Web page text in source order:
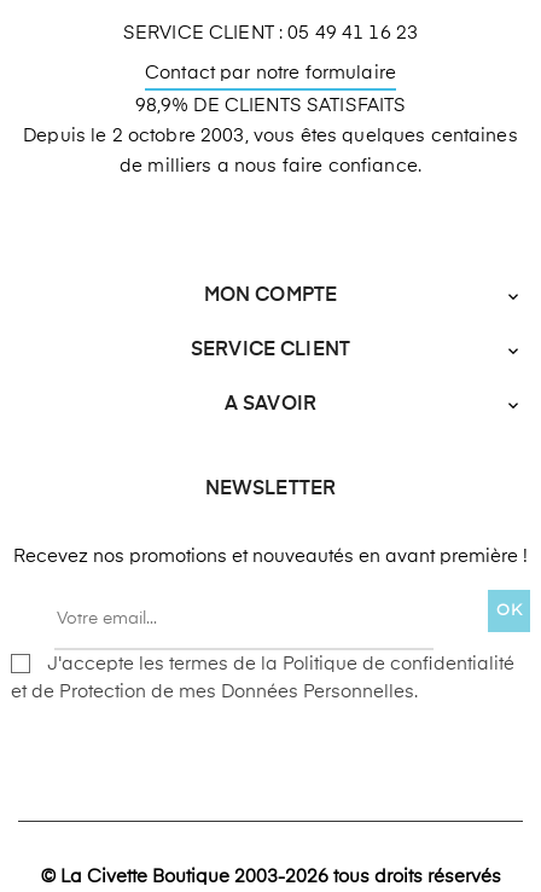
SERVICE CLIENT : 05 49 41 16 23
Contact par notre formulaire
98,9% DE CLIENTS SATISFAITS
Depuis le 2 octobre 2003, vous êtes quelques centaines
de milliers a nous faire confiance.
MON COMPTE 
SERVICE CLIENT 
A SAVOIR 
NEWSLETTER
Recevez nos promotions et nouveautés en avant première !
OK
J'accepte les termes de la Politique de confidentialité
et de Protection de mes Données Personnelles.
© La Civette Boutique 2003-2026 tous droits réservés